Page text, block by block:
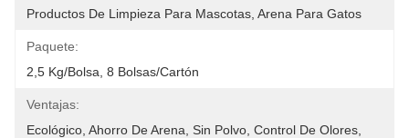
Productos De Limpieza Para Mascotas, Arena Para Gatos
Paquete:
2,5 Kg/bolsa, 8 Bolsas/cartón
Ventajas:
Ecológico, Ahorro De Arena, Sin Polvo, Control De Olores,